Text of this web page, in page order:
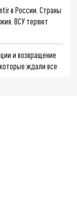
в России. Страны
ВСУ теряют
и возвращение
ждали все